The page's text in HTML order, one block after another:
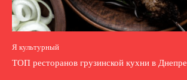
Я культурный
ТОП ресторанов грузинской кухни в Днепре